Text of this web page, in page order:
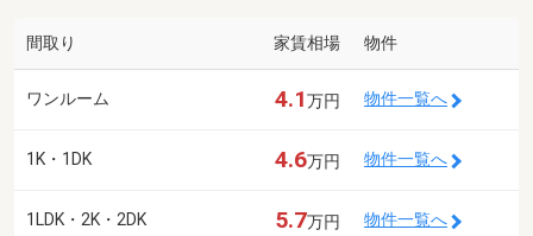
間取り 家賃相場 物件
ワンルーム 4.1万円 物件一覧へ
1K・1DK 4.6万円 物件一覧へ
1LDK・2K・2DK 5.7万円 物件一覧へ